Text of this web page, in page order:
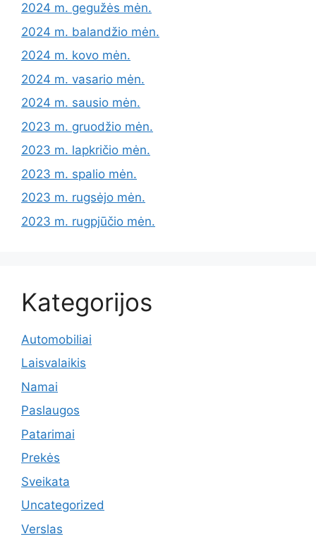
2024 m. gegužės mėn.
2024 m. balandžio mėn.
2024 m. kovo mėn.
2024 m. vasario mėn.
2024 m. sausio mėn.
2023 m. gruodžio mėn.
2023 m. lapkričio mėn.
2023 m. spalio mėn.
2023 m. rugsėjo mėn.
2023 m. rugpjūčio mėn.
Kategorijos
Automobiliai
Laisvalaikis
Namai
Paslaugos
Patarimai
Prekės
Sveikata
Uncategorized
Verslas